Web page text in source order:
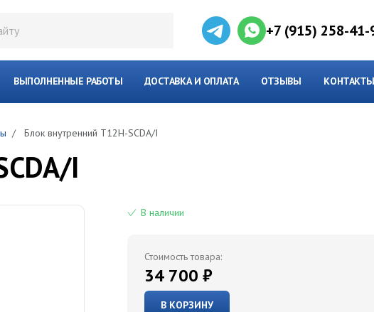
+7 (915) 258-41-
ВЫПОЛНЕННЫЕ РАБОТЫ ДОСТАВКА И ОПЛАТА ОТЗЫВЫ КОНТАКТЫ
Блок внутренний T12H-SCDA/I
I
В наличии
В КОРЗИНУ
Стоимость товара:
34 700 ₽